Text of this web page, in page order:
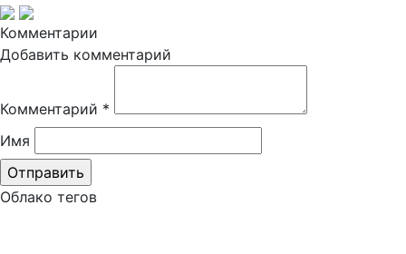
Комментарии
Добавить комментарий
Комментарий *
Имя
Облако тегов